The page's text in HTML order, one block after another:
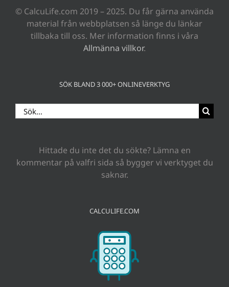
© CalcuLife.com 2019 – 2025. Du får gärna använda
material från webbplatsen så länge du länkar
tillbaka till oss. Mer information finns i våra
Allmänna villkor.
SÖK BLAND 3 000+ ONLINEVERKTYG
Sök
efter:
Hittade du inte det du sökte? Lämna en
kommentar på valfri sida så bygger vi verktyget du
saknar.
CALCULIFE.COM